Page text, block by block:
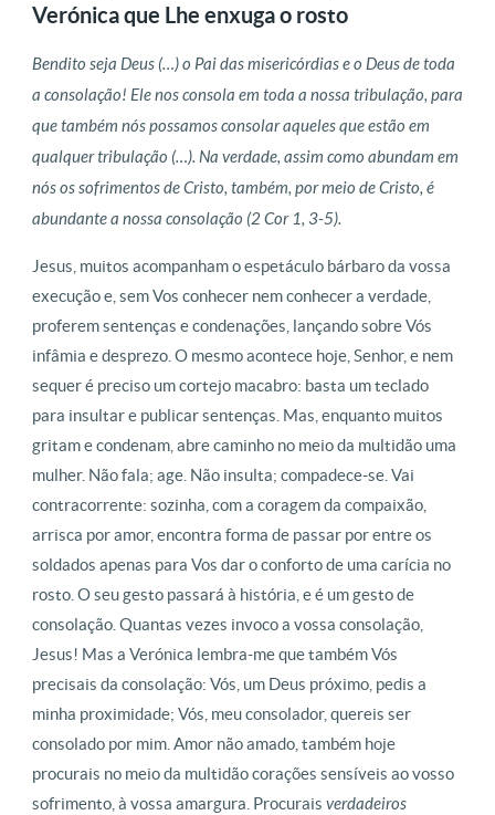
Verónica que Lhe enxuga o rosto
Bendito seja Deus (…) o Pai das misericórdias e o Deus de toda
a consolação! Ele nos consola em toda a nossa tribulação, para
que também nós possamos consolar aqueles que estão em
qualquer tribulação (…). Na verdade, assim como abundam em
nós os sofrimentos de Cristo, também, por meio de Cristo, é
abundante a nossa consolação (2 Cor 1, 3-5).
Jesus, muitos acompanham o espetáculo bárbaro da vossa
execução e, sem Vos conhecer nem conhecer a verdade,
proferem sentenças e condenações, lançando sobre Vós
infâmia e desprezo. O mesmo acontece hoje, Senhor, e nem
sequer é preciso um cortejo macabro: basta um teclado
para insultar e publicar sentenças. Mas, enquanto muitos
gritam e condenam, abre caminho no meio da multidão uma
mulher. Não fala; age. Não insulta; compadece-se. Vai
contracorrente: sozinha, com a coragem da compaixão,
arrisca por amor, encontra forma de passar por entre os
soldados apenas para Vos dar o conforto de uma carícia no
rosto. O seu gesto passará à história, e é um gesto de
consolação. Quantas vezes invoco a vossa consolação,
Jesus! Mas a Verónica lembra-me que também Vós
precisais da consolação: Vós, um Deus próximo, pedis a
minha proximidade; Vós, meu consolador, quereis ser
consolado por mim. Amor não amado, também hoje
procurais no meio da multidão corações sensíveis ao vosso
sofrimento, à vossa amargura. Procurais verdadeiros